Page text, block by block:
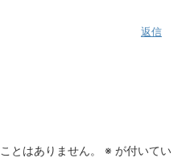
返信
とはありません。 ※ が付いてい